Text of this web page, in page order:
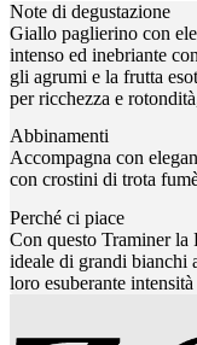
Note di degustazione
Giallo paglierino con
intenso ed inebriante
gli agrumi e la frutta
per ricchezza e
Abbinamenti
Accompagna con
con crostini di trota
Perché ci piace
Con questo Traminer
ideale di grandi bianchi
loro esuberante intensità